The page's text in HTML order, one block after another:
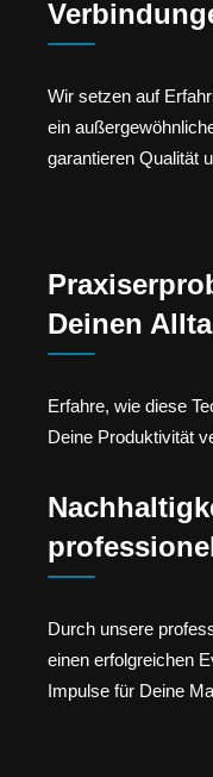
Wir setzen auf
ein
garantieren Qualität
Deinen
Erfahre, wie diese
Deine Produktivität
Durch unsere
einen erfolgreichen
Impulse für Deine